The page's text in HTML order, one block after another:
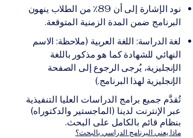
الإلكترونيقد يُطلب تقديم
مستندات إضافية حسب
البرنامج والمؤسسة التعليمية
الأكاديمية المناسبة للبرنامج،
والتي تصدر عن المؤسسة
التعليمية المسؤولة عن تقديم
البرنامج ضمن شبكة VBNN
Smart Education Group.
نود الإشارة إلى أن 89٪ من الطلاب ينهون
البرنامج ضمن المدة الزمنية المتوقعة.
لغة الدراسة: اللغة العربية (ملاحظة: الاسم
النهائي للشهادة كما هو مذكور باللغة
الإنجليزية، يُرجى الرجوع إلى الصفحة
الإنجليزية لهذا البرنامج.)
تُقدَّم جميع برامج الدراسات العليا التنفيذية
عبر الإنترنت لدينا (الماجستير والدكتوراه)
بنظام قائم بالكامل على البحث.
ماذا يعني البرنامج الدراسي بالبحث؟